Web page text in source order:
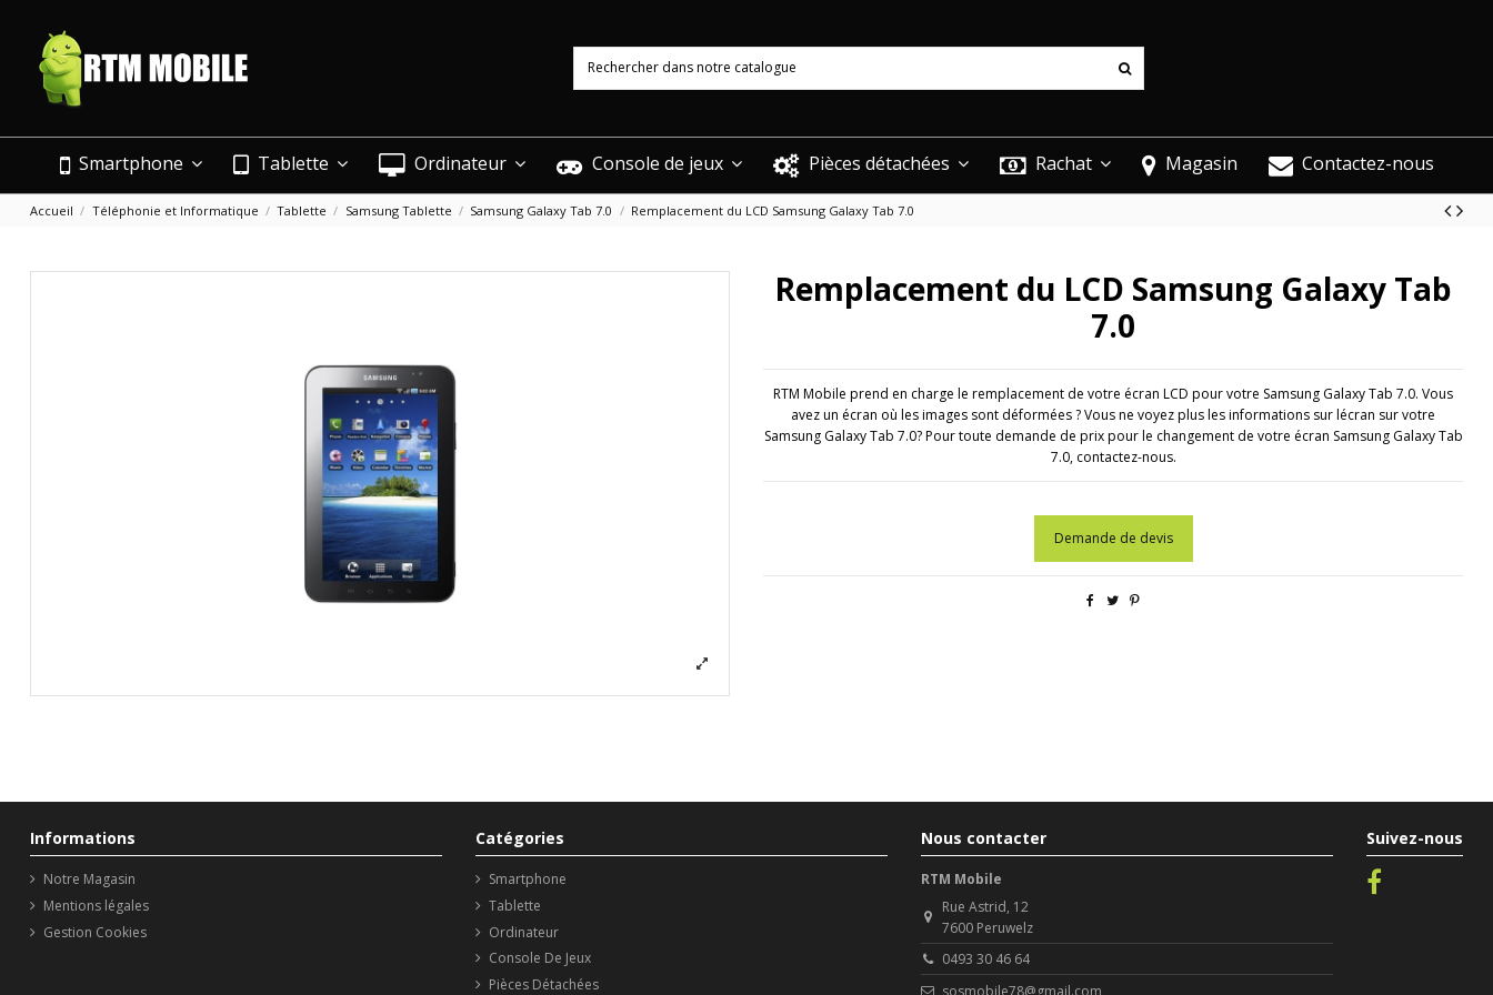
Smartphone Tablette Ordinateur Console de jeux Pièces détachées Rachat Magasin Contactez-nous
Accueil Téléphonie et Informatique Tablette Samsung Tablette Samsung Galaxy Tab 7.0 Remplacement du LCD Samsung Galaxy Tab 7.0
Remplacement du LCD Samsung Galaxy Tab
7.0
RTM Mobile prend en charge le remplacement de votre écran LCD pour votre Samsung Galaxy Tab 7.0. Vous
avez un écran où les images sont déformées ? Vous ne voyez plus les informations sur lécran sur votre
Samsung Galaxy Tab 7.0? Pour toute demande de prix pour le changement de votre écran Samsung Galaxy Tab
7.0, contactez-nous.
Demande de devis
Informations
Notre Magasin
Mentions légales
Gestion Cookies
Catégories
Smartphone
Tablette
Ordinateur
Console De Jeux
Pièces Détachées
Nous contacter
RTM Mobile
Rue Astrid, 12
7600 Peruwelz
0493 30 46 64
sosmobile78@gmail.com
Suivez-nous